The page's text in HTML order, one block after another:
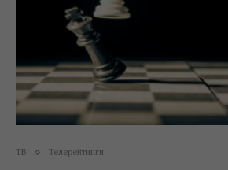
ТВ Телерейтинги